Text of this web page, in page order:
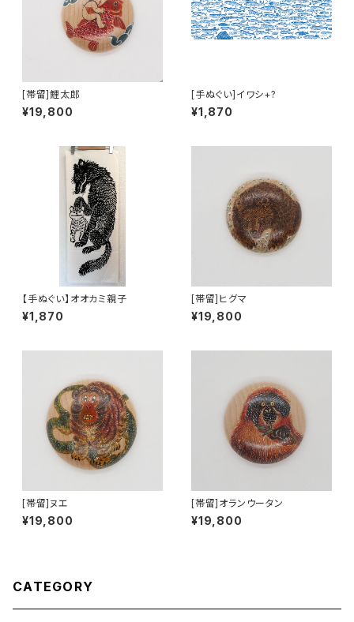
[帯留]鯉太郎
¥19,800
[手ぬぐい]イワシ+?
¥1,870
【手ぬぐい】オオカミ親子
¥1,870
[帯留]ヒグマ
¥19,800
[帯留]ヌエ
¥19,800
[帯留]オランウータン
¥19,800
CATEGORY